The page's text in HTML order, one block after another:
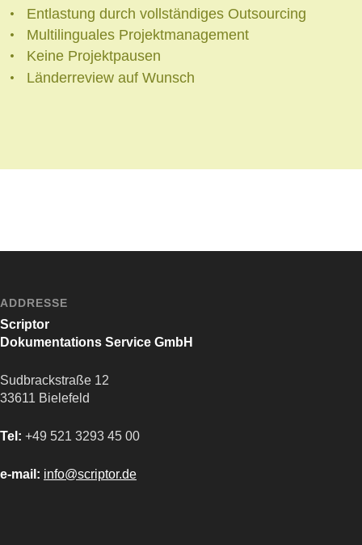
Entlastung durch vollständiges Outsourcing
Multilinguales Projektmanagement
Keine Projektpausen
Länderreview auf Wunsch
ADDRESSE
Scriptor
Dokumentations Service GmbH
Sudbrackstraße 12
33611 Bielefeld
Tel: +49 521 3293 45 00
e-mail: info@scriptor.de